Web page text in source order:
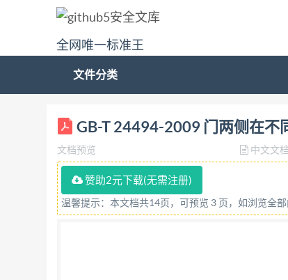
全网唯一标准王
文件分类
ICS 91.060.50 Q 70 GB 中华人民共和国
between two different climates
施 中华人民共和国国家质量监督检验检
同气候条件下的性能检测方法》（英文版
2005（E)时进行了部分修改，主要修改
ISO9379标准，本标准中启闭力检测方
件。 为方便使用，本标准还做了如下编
本标准的附录A～附录F均为资料性附录
GB-T 24494-2009 门两侧在不
文档预览 中文文档
赞助2元下载(无需注册)
温馨提示：本文档共14页，可预览 3 页，如浏览全